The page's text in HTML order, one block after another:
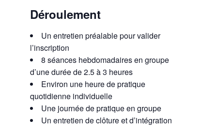
Déroulement
Un entretien préalable pour valider
l’inscription
8 séances hebdomadaires en groupe
d’une durée de 2.5 à 3 heures
Environ une heure de pratique
quotidienne individuelle
Une journée de pratique en groupe
Un entretien de clôture et d’intégration